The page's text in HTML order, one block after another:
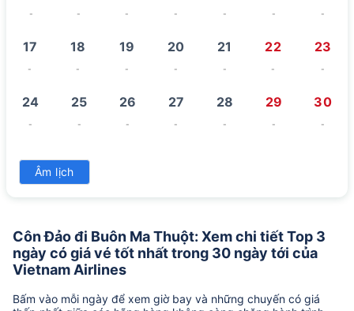
- - - - - - -
17
-
18
-
19
-
20
-
21
-
22
-
23
-
24
-
25
-
26
-
27
-
28
-
29
-
30
-
31
Âm lịch
Côn Đảo đi Buôn Ma Thuột: Xem chi tiết Top 3
ngày có giá vé tốt nhất trong 30 ngày tới của
Vietnam Airlines
Bấm vào mỗi ngày để xem giờ bay và những chuyến có giá